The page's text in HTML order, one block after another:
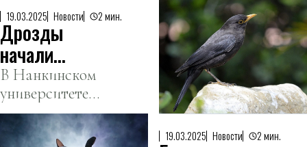
19.03.2025 Новости 2 мин.
Дрозды
начали
подражать
сигнализации
мопедов
В Нанкинском
университете
ученые
обнаружили,
19.03.2025 Новости 2 мин.